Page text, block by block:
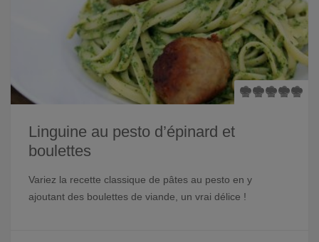
Linguine au pesto d’épinard et
boulettes
Variez la recette classique de pâtes au pesto en y
ajoutant des boulettes de viande, un vrai délice !